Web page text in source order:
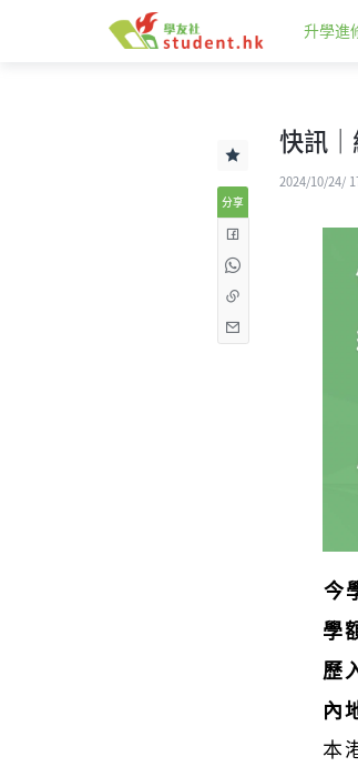
升學進
分享
快訊﻿
2024/10/24/
今
學
歷
內
本